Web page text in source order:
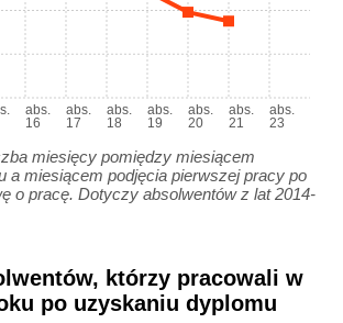
abs.
16
abs.
17
abs.
18
abs.
19
abs.
20
abs.
21
abs.
23
miesięcy pomiędzy miesiącem
a miesiącem podjęcia pierwszej pracy po
o pracę. Dotyczy absolwentów z lat 2014-
którzy pracowali w
po uzyskaniu dyplomu